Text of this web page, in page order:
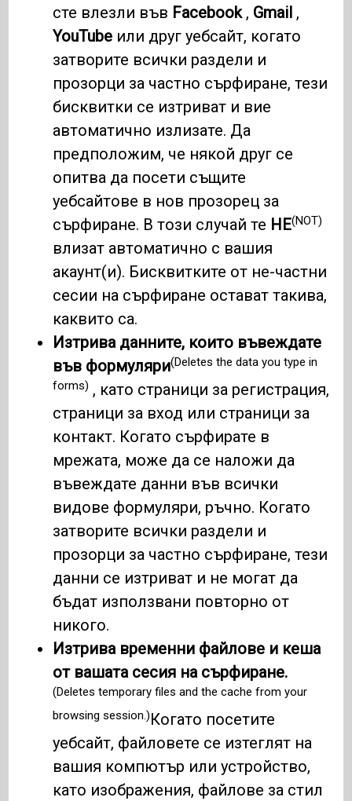
сте влезли във Facebook, Gmail ,
YouTube или друг уебсайт, когато
затворите всички раздели и
прозорци за частно сърфиране, тези
бисквитки се изтриват и вие
автоматично излизате. Да
предположим, че някой друг се
опитва да посети същите
уебсайтове в нов прозорец за
сърфиране. В този случай те НЕ(NOT)
влизат автоматично с вашия
акаунт(и). Бисквитките от не-частни
сесии на сърфиране остават такива,
каквито са.
Изтрива данните, които въвеждате
във формуляри(Deletes the data you type in
forms) , като страници за регистрация,
страници за вход или страници за
контакт. Когато сърфирате в
мрежата, може да се наложи да
въвеждате данни във всички
видове формуляри, ръчно. Когато
затворите всички раздели и
прозорци за частно сърфиране, тези
данни се изтриват и не могат да
бъдат използвани повторно от
никого.
Изтрива временни файлове и кеша
от вашата сесия на сърфиране.
(Deletes temporary files and the cache from your
browsing session.)Когато посетите
уебсайт, файловете се изтеглят на
вашия компютър или устройство,
като изображения, файлове за стил